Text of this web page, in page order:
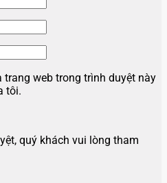
trang web trong trình duyệt này
tôi.
quý khách vui lòng tham